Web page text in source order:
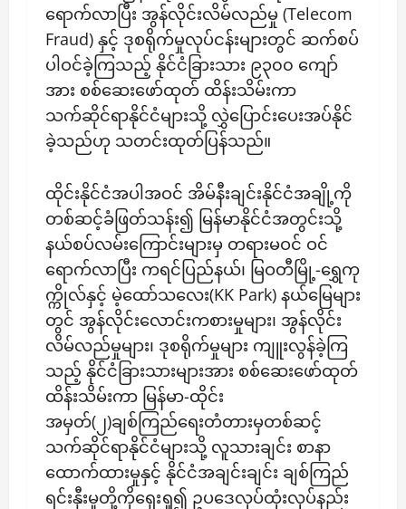
ရောက်လာပြီး အွန်လိုင်းလိမ်လည်မှု (Telecom
Fraud) နှင့် ဒုစရိုက်မှုလုပ်ငန်းများတွင် ဆက်စပ်
ပါဝင်ခဲ့ကြသည့် နိုင်ငံခြားသား ၉၃၀၀ ကျော်
အား စစ်ဆေးဖော်ထုတ် ထိန်းသိမ်းကာ
သက်ဆိုင်ရာနိုင်ငံများသို့ လွှဲပြောင်းပေးအပ်နိုင်
ခဲ့သည်ဟု သတင်းထုတ်ပြန်သည်။
ထိုင်းနိုင်ငံအပါအဝင် အိမ်နီးချင်းနိုင်ငံအချို့ကို
တစ်ဆင့်ခံဖြတ်သန်း၍ မြန်မာနိုင်ငံအတွင်းသို့
နယ်စပ်လမ်းကြောင်းများမှ တရားမဝင် ဝင်
ရောက်လာပြီး ကရင်ပြည်နယ်၊ မြဝတီမြို့-ရွှေကု
က္ကိုလ်နှင့် မဲ့ထော်သလေး(KK Park) နယ်မြေများ
တွင် အွန်လိုင်းလောင်းကစားမှုများ၊ အွန်လိုင်း
လိမ်လည်မှုများ၊ ဒုစရိုက်မှုများ ကျူးလွန်ခဲ့ကြ
သည့် နိုင်ငံခြားသားများအား စစ်ဆေးဖော်ထုတ်
ထိန်းသိမ်းကာ မြန်မာ-ထိုင်း
အမှတ်(၂)ချစ်ကြည်ရေးတံတားမှတစ်ဆင့်
သက်ဆိုင်ရာနိုင်ငံများသို့ လူသားချင်း စာနာ
ထောက်ထားမှုနှင့် နိုင်ငံအချင်းချင်း ချစ်ကြည်
ရင်းနှီးမှုတို့ကိုရှေးရှု၍ ဥပဒေလုပ်ထုံးလုပ်နည်း